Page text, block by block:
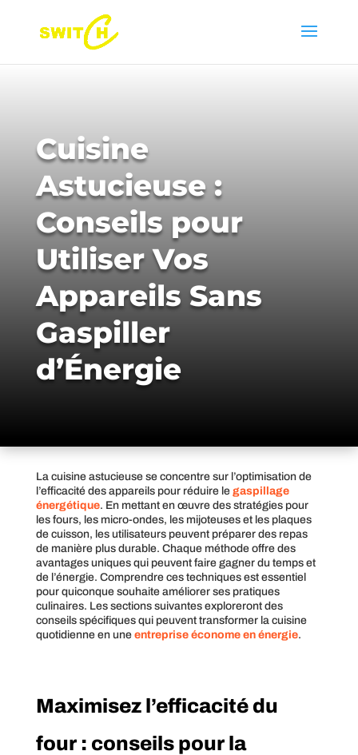
Cuisine
Astucieuse :
Conseils pour
Utiliser Vos
Appareils Sans
Gaspiller
d’Énergie
La cuisine astucieuse se concentre sur l’optimisation de
l’efficacité des appareils pour réduire le gaspillage
énergétique. En mettant en œuvre des stratégies pour
les fours, les micro-ondes, les mijoteuses et les plaques
de cuisson, les utilisateurs peuvent préparer des repas
de manière plus durable. Chaque méthode offre des
avantages uniques qui peuvent faire gagner du temps et
de l’énergie. Comprendre ces techniques est essentiel
pour quiconque souhaite améliorer ses pratiques
culinaires. Les sections suivantes exploreront des
conseils spécifiques qui peuvent transformer la cuisine
quotidienne en une entreprise économe en énergie.
Maximisez l’efficacité du
four : conseils pour la